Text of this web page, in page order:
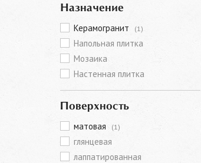
Назначение
Керамогранит (1)
Напольная плитка
Мозаика
Настенная плитка
Поверхность
матовая (1)
глянцевая
лаппатированная